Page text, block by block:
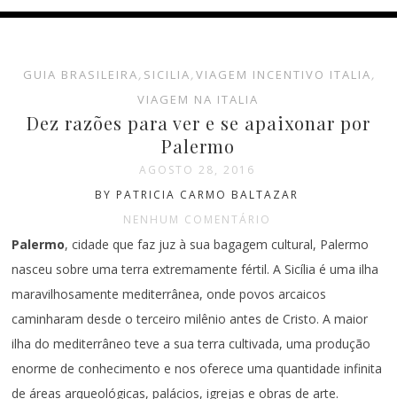
GUIA BRASILEIRA, SICILIA, VIAGEM INCENTIVO ITALIA,
VIAGEM NA ITALIA
Dez razões para ver e se apaixonar por
Palermo
AGOSTO 28, 2016
BY PATRICIA CARMO BALTAZAR
NENHUM COMENTÁRIO
Palermo, cidade que faz juz à sua bagagem cultural, Palermo
nasceu sobre uma terra extremamente fértil. A Sicília é uma ilha
maravilhosamente mediterrânea, onde povos arcaicos
caminharam desde o terceiro milênio antes de Cristo. A maior
ilha do mediterrâneo teve a sua terra cultivada, uma produção
enorme de conhecimento e nos oferece uma quantidade infinita
de áreas arqueológicas, palácios, igrejas e obras de arte.